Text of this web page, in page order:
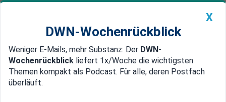
Newsticker MEIN DWN: Geldanlage Premium
Edelmetalle DWN-Magazin China
X
DWN-Wochenrückblick
Weniger E-Mails, mehr Substanz: Der DWN-
Wochenrückblick liefert 1x/Woche die wichtigsten
Themen kompakt als Podcast. Für alle, deren Postfach
überläuft.